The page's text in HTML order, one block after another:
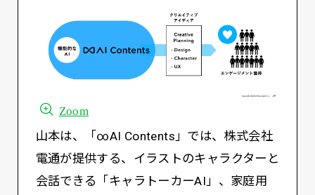
Zoom
山本は、「∞AI Contents」では、株式会社
電通が提供する、イラストのキャラクターと
会話できる「キャラトーカーAI」、家庭用